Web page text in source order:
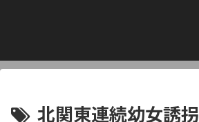
北関東連続幼女誘拐